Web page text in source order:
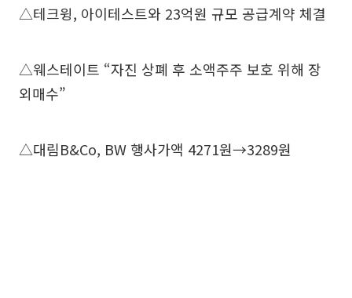
△테크윙, 아이테스트와 23억원 규모 공급계약 체결
△웨스테이트 “자진 상폐 후 소액주주 보호 위해 장
외매수”
△대림B&Co, BW 행사가액 4271원→3289원